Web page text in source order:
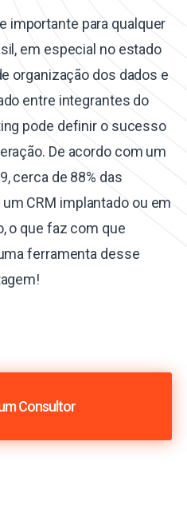
importante para qualquer
em especial no estado
organização dos dados e
entre integrantes do
pode definir o sucesso
De acordo com um
cerca de 88% das
CRM implantado ou em
o que faz com que
ferramenta desse
Consultor